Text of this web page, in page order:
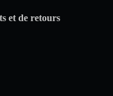
et de retours